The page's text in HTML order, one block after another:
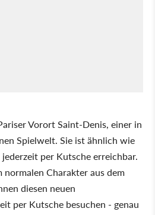
Vorort Saint-Denis, einer in
Spielwelt. Sie ist ähnlich wie
per Kutsche erreichbar.
Charakter aus dem
diesen neuen
per Kutsche besuchen - genau